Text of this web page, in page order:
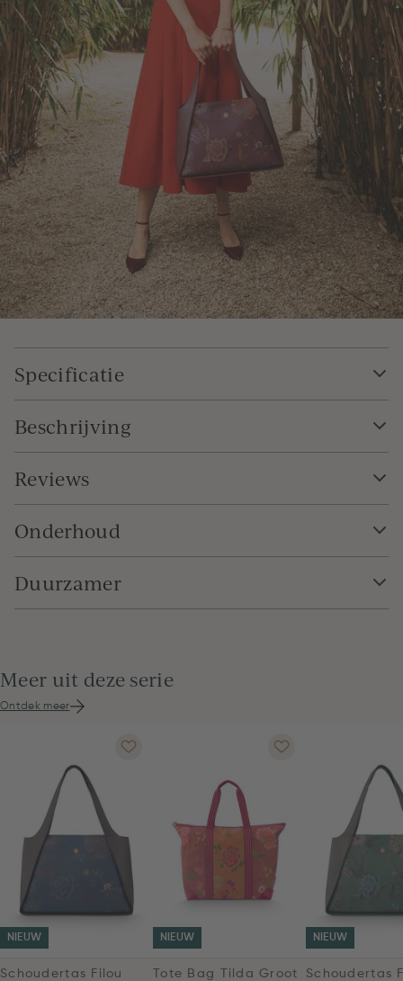
Specificatie
Beschrijving
Reviews
Onderhoud
Duurzamer
Meer uit deze serie
Ontdek meer
NIEUW
Schoudertas Filou
NIEUW
Tote Bag Tilda Groot
NIEUW
Schoudertas